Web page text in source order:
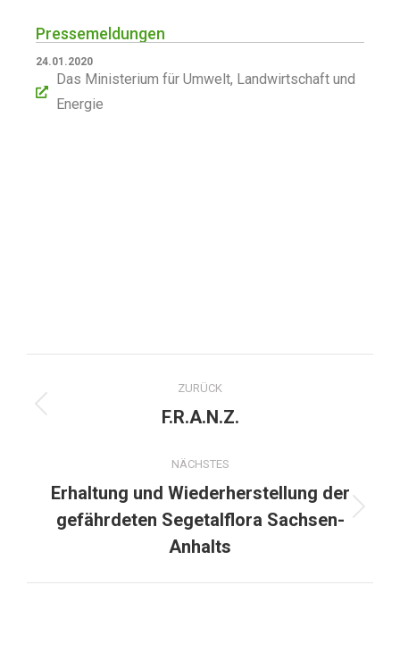
Pressemeldungen
24.01.2020
Das Ministerium für Umwelt, Landwirtschaft und
Energie
ZURÜCK
F.R.A.N.Z.
NÄCHSTES
Erhaltung und Wiederherstellung der
gefährdeten Segetalflora Sachsen-
Anhalts